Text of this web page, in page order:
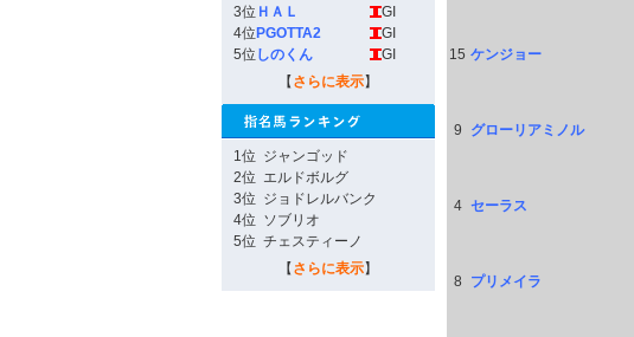
3位 ＨＡＬ
GI
4位 PGOTTA2
GI
5位 しのくん
GI
【 さらに表示】
1位 ジャンゴッド
2位 エルドボルグ
3位 ジョドレルバンク
4位 ソブリオ
5位 チェスティーノ
【 さらに表示】
15 ケンジョー
9 グローリアミノル
4 セーラス
8 プリメイラ